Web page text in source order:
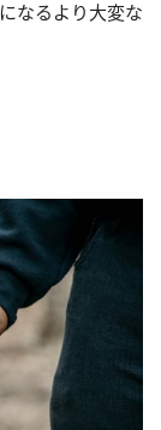
なるより大変な